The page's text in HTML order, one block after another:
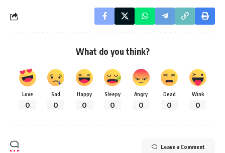
What do you think?
Love
0
Sad
0
Happy
0
Sleepy
0
Angry
0
Dead
0
Wink
0
Leave a Comment